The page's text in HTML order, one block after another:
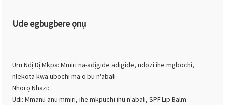
Ude egbugbere ọnụ
Uru Ndị Dị Mkpa: Mmiri na-adịgide adịgide, ndozi ihe mgbochi,
nlekọta kwa ụbọchị ma ọ bụ n'abalị
Nhọrọ Nhazi:
Ụdị: Mmanụ aṅụ mmiri, ihe mkpuchi ihu n'abalị, SPF Lip Balm